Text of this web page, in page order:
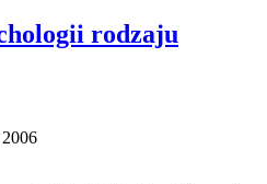
rodzaju